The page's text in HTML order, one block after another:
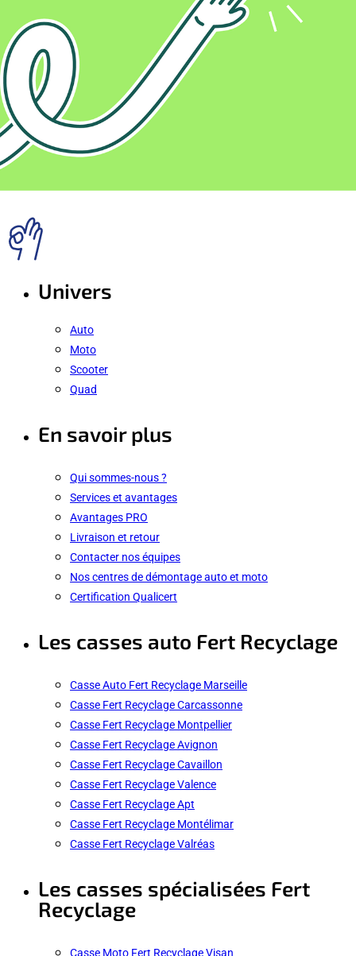
Univers
Auto
Moto
Scooter
Quad
En savoir plus
Qui sommes-nous ?
Services et avantages
Avantages PRO
Livraison et retour
Contacter nos équipes
Nos centres de démontage auto et moto
Certification Qualicert
Les casses auto Fert Recyclage
Casse Auto Fert Recyclage Marseille
Casse Fert Recyclage Carcassonne
Casse Fert Recyclage Montpellier
Casse Fert Recyclage Avignon
Casse Fert Recyclage Cavaillon
Casse Fert Recyclage Valence
Casse Fert Recyclage Apt
Casse Fert Recyclage Montélimar
Casse Fert Recyclage Valréas
Les casses spécialisées Fert
Recyclage
Casse Moto Fert Recyclage Visan